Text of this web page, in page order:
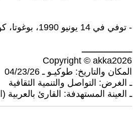
- توفي في 14 يونيو 1990، بوغوتا، كولومبيا.()
ــــــــــــــــــــ
Copyright © akka2026
المكان والتاريخ: طوكيـو ـ 04/23/26
ـ الغرض: التواصل والتنمية الثقافية
ـ العينة المستهدفة: القارئ بالعربية